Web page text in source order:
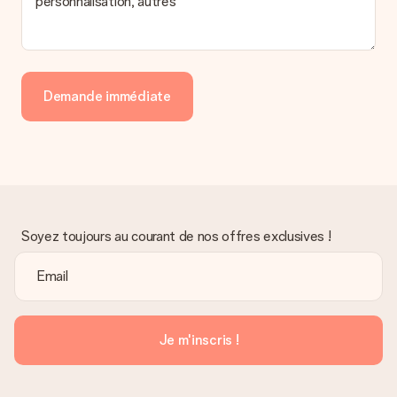
Quelles sont les options de livraison ?
option de livraison. Le cadeau commandé vous est envoyé par
manière votre paquet vous sera livré, merci de bien vouloir
contacter notre service client.
cas de paiement par virement bancaire.
Réception du cadeau
fait ?
Nous déplorons le fait que votre cadeau ne vous plaise pas.
Vous pouvez dans ce cas contacter notre service client qui
vous aidera à trouver une solution satisfaisante.
Demande immédiate
Soyez toujours au courant de nos offres exclusives !
Je m'inscris !